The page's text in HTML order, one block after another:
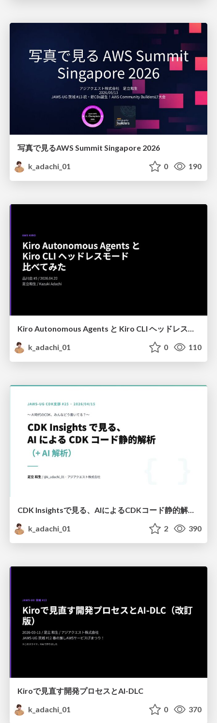
写真で見るAWS Summit Singapore 2026
k_adachi_01
0 190
Kiro Autonomous Agents と Kiro CLI ヘッドレスモード比べてみた
k_adachi_01
0 110
CDK Insightsで見る、AIによるCDKコード静的解析(+AI解析)
k_adachi_01
2 390
Kiroで見直す開発プロセスとAI-DLC
k_adachi_01
0 370